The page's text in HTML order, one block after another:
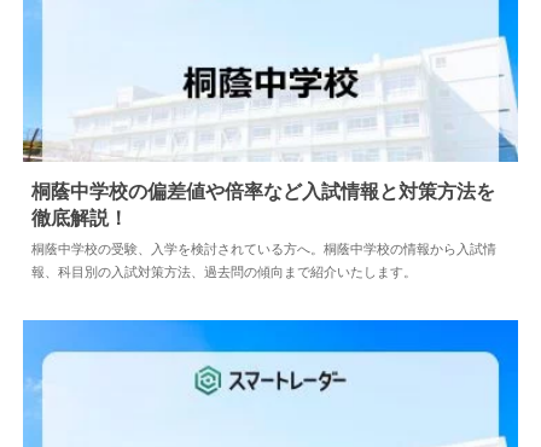
中学情報 2024.04.18
桐蔭中学校の偏差値や倍率など入試情報と対策方法を
徹底解説！
桐蔭中学校の受験、入学を検討されている方へ。桐蔭中学校の情報から入試情
報、科目別の入試対策方法、過去問の傾向まで紹介いたします。